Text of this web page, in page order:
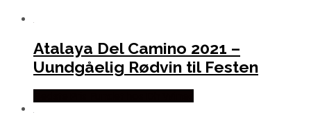
Atalaya Del Camino 2021 –
Uundgåelig Rødvin til Festen